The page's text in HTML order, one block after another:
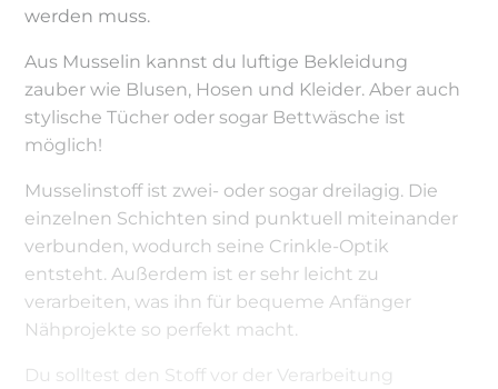
werden muss.
Aus Musselin kannst du luftige Bekleidung
zauber wie Blusen, Hosen und Kleider. Aber auch
stylische Tücher oder sogar Bettwäsche ist
möglich!
Musselinstoff ist zwei- oder sogar dreilagig. Die
einzelnen Schichten sind punktuell miteinander
verbunden, wodurch seine Crinkle-Optik
entsteht. Außerdem ist er sehr leicht zu
verarbeiten, was ihn für bequeme Anfänger
Nähprojekte so perfekt macht.
Du solltest den Stoff vor der Verarbeitung